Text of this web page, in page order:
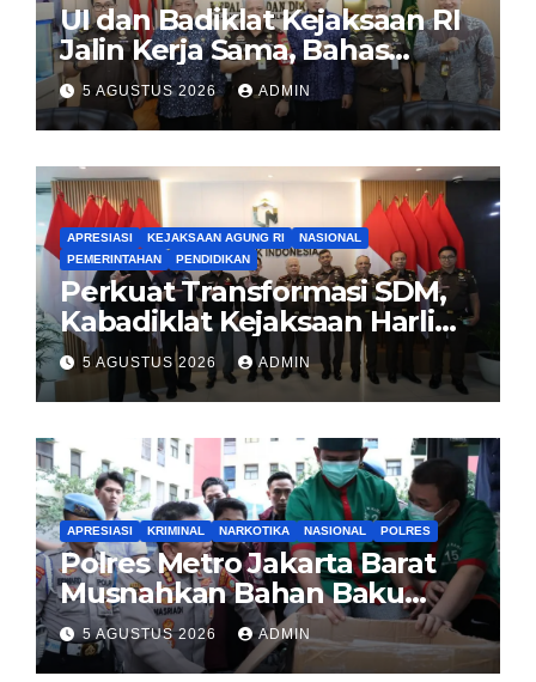
UI dan Badiklat Kejaksaan RI
Jalin Kerja Sama, Bahas
Pembentukan Pusat Studi
Kajian Kejaksaan
5 AGUSTUS 2026 ADMIN
APRESIASI KEJAKSAAN AGUNG RI
NASIONAL
PEMERINTAHAN
PENDIDIKAN
Perkuat Transformasi SDM,
Kabadiklat Kejaksaan Harli
Siregar Jalin Sinergi dengan
LAN RI
5 AGUSTUS 2026 ADMIN
APRESIASI KRIMINAL NARKOTIKA NASIONAL POLRES
Polres Metro Jakarta Barat
Musnahkan Bahan Baku
Narkotika 1,1 Ton
Carisoprodol, Selamatkan 3,5
5 AGUSTUS 2026 ADMIN